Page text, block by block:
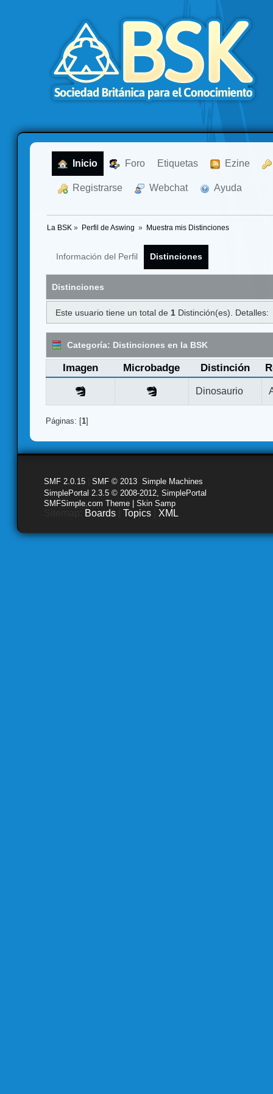
Inicio Foro Etiquetas Ezine
Registrarse Webchat Ayuda
La BSK » Perfil de Aswing » Muestra mis Distinciones
Información del Perfil Distinciones
Distinciones
Este usuario tiene un total de 1 Distinción(es). Detalles:
Categoría: Distinciones en la BSK
Imagen Microbadge Distinción
Dinosaurio
Páginas: [1]
SMF 2.0.15 SMF © 2013 Simple Machines
SimplePortal 2.3.5 © 2008-2012, SimplePortal
SMFSimple.com Theme | Skin Samp
Boards Topics XML